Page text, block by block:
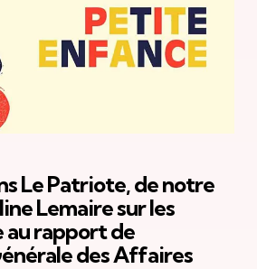
Le Patriote, de notre
Lemaire sur les
au rapport de
des Affaires